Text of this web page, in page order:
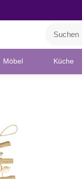
Möbel Küche